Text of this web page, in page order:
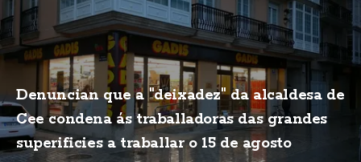
Denuncian que a "deixadez" da alcaldesa de
Cee condena ás traballadoras das grandes
superificies a traballar o 15 de agosto